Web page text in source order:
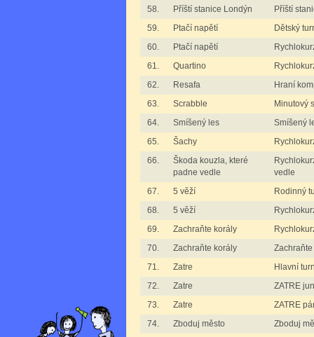
58.
Příští stanice Londýn
Příští
59.
Ptačí napětí
Dětský
60.
Ptačí napětí
61.
Quartino
62.
Resafa
Hraní
63.
Scrabble
Minutový
64.
Smíšený les
Smíšený
65.
Šachy
66.
Škoda kouzla, které
padne vedle
vedle
67.
5 věží
Rodinný
68.
5 věží
69.
Zachraňte korály
70.
Zachraňte korály
71.
Zatre
Hlavní
72.
Zatre
ZATRE
73.
Zatre
ZATRE
74.
Zboduj město
Zboduj